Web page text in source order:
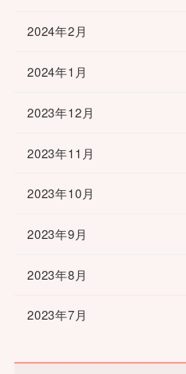
2024年2月
2024年1月
2023年12月
2023年11月
2023年10月
2023年9月
2023年8月
2023年7月